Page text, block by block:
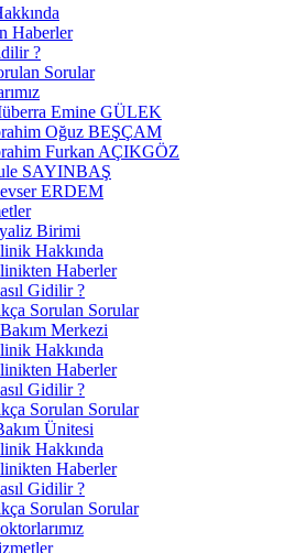
Haberler
?
Sorular
Emine GÜLEK
Oğuz BEŞÇAM
Furkan AÇIKGÖZ
SAYINBAŞ
ERDEM
Birimi
Hakkında
Haberler
Gidilir ?
Sorulan Sorular
Merkezi
Hakkında
Haberler
Gidilir ?
Sorulan Sorular
Ünitesi
Hakkında
Haberler
Gidilir ?
Sorulan Sorular